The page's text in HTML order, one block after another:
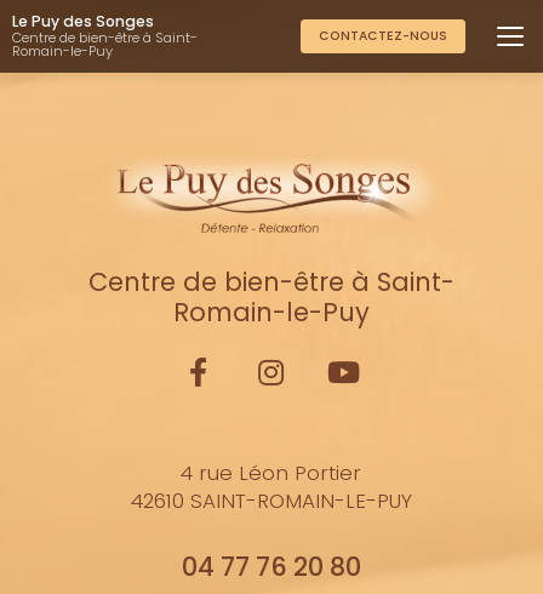
Aller
au
contenu
principal
Le Puy des Songes
Centre de bien-être à Saint-
Romain-le-Puy
CONTACTEZ-NOUS
Centre de bien-être à Saint-
Romain-le-Puy
4 rue Léon Portier
42610 SAINT-ROMAIN-LE-PUY
04 77 76 20 80